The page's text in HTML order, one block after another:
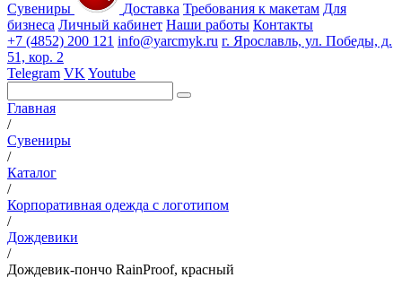
Сувениры Доставка Требования к макетам Для
бизнеса Личный кабинет Наши работы Контакты
+7 (4852) 200 121 info@yarcmyk.ru г. Ярославль, ул. Победы, д.
51, кор. 2
Telegram VK Youtube
Главная
/
Сувениры
/
Каталог
/
Корпоративная одежда с логотипом
/
Дождевики
/
Дождевик-пончо RainProof, красный